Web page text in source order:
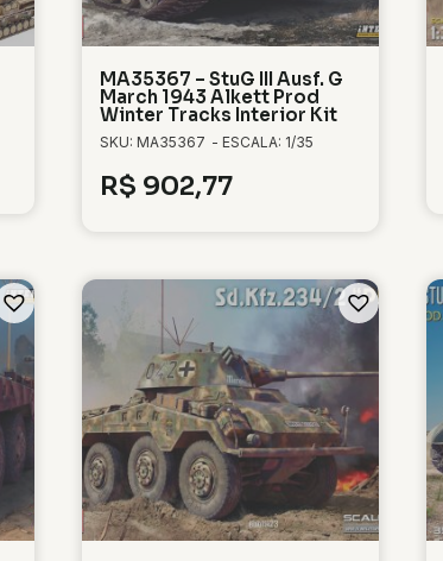
MA35367 – StuG III Ausf. G
March 1943 Alkett Prod
Winter Tracks Interior Kit
SKU: MA35367 - ESCALA: 1/35
R$ 902,77